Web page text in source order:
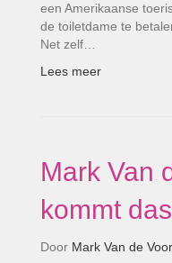
een Amerikaanse
de toiletdame te
Net zelf…
Lees meer
Mark Van
kommt
Door Mark Van de